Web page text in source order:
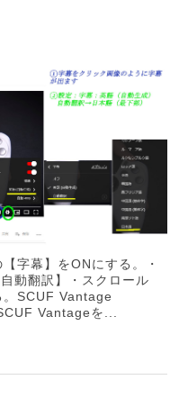
字幕】をONにする。・
動翻訳】・スクロール
。SCUF Vantage
Vantageを...